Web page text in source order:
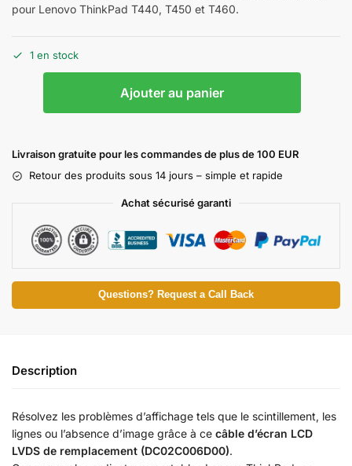
pour Lenovo ThinkPad T440, T450 et T460.
1 en stock
Ajouter au panier
Livraison gratuite pour les commandes de plus de 100 EUR
Retour des produits sous 14 jours – simple et rapide
Achat sécurisé garanti
Questions? Request a Call Back
Description
Résolvez les problèmes d’affichage tels que le scintillement, les
lignes ou l’absence d’image grâce à ce câble d’écran LCD
LVDS de remplacement (DC02C006D00).